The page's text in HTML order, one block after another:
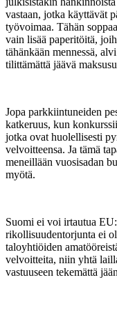
vastaan, jotka käyttävät
työvoimaa. Tähän
vain lisää paperitöitä,
tähänkään mennessä,
tilittämättä jäävä
Jopa parkkiintuneiden
katkeruus, kun
jotka ovat huolellisesti
velvoitteensa. Ja tämä
meneillään vuosisadan
myötä.
Suomi ei voi irtautua
rikollisuudentorjunta ei
taloyhtiöiden
velvoitteita, niin yhtä
vastuuseen tekemättä